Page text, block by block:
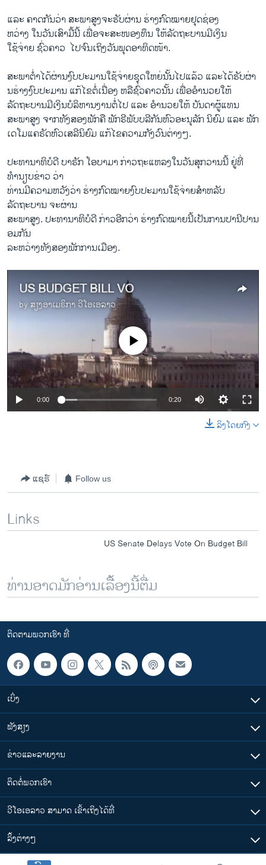
​ແລະ ຄາດກັນ​ວ່າ ສະພາ​ສູງຈະຮັບ​ຜ່ານ ຮ່າງ​ກົດໝາຍ​ຢຸດຊ່ອງ​
ຫວ່າງ ​ໃນ​ວັນ​ເສົາ​ມື້​ນີ້ ​ເພື່ອ​ຈະສະໜອງ​ທຶນ ໃຫ້​ລັດຖະບານມີ​ເງິນ
ໃຊ້​ຈ່າ​ຍ ຊົ່ວຄາວ ​ ​ໄປຈົນ​ເຖິງ​ວັນ​ພຸດ​ອາທິດ​ໜ້າ.
ສະພາ​ຕ່ຳ​ໄດ້​ຜ່ານ​ງົບປະມານ​ໃຊ້​ຈ່າຍຊຸດ​ໃຫຍ່ນັ້ນໄປ​ແລ້ວ ​ແລະ​ໄດ້ຮັບ​ຜ່າ​
ນຮ່າງ​ງົບປະມານ ແກ້​ໄຂ​ຕໍ່​ເນື່ອງ ຫລື​ຊົ່ວຄາວ​ນັ້ນ ​ເພື່ອອຳ​ນວຍ​ໃຫ້​
ລັດຖະບານມີ​ເງິນ​ບໍລິຫານ​ງານ​ຕໍ່​ໄປ​ ​ແລະ ອຳນວຍໃຫ້ ບັນດາ​ຜູ້​ແທນ
ສະພາ​ສູງ ຈາກທັງ​ສອງ​ພັກຄື ພັກຣີພັບ​ບລີ​ກັນຫົວ​ອະນຸລັກ ນິຍົມ ​ແລະ ພັກ
ເດ​ໂມ​ແຄຣັດຫົວ​ເສລີ​ນິຍົມ ແກ້​ໄຂ​ຄວາມ​ກັງວົນ​ຕ່າງໆ.
ປະທາ​ນາ​ທິບໍດີ ບາຣັກ ​ໂອ​ບາ​ມາ ກ່າວ​ຖະ​ແຫລ​ງ​ໃນ​ວັນ​ສຸກ​ວານ​ນີ້ ຢູ່​ທີ່​
ທຳນຽບຂ່າວ ວ່າ
ທ່ານ​ມີ​ຄວາມ​ຫວັງວ່າ ຮ່າງ​ກົດໝາຍ​ງົບປະມານ​ໃຊ້​ຈ່າຍ​ສຳ​ຫລັບ​
ລັດຖະບານ ຈະ​ຜ່ານ​
ສະພາ​ສູງ. ປະທາ​ນາ​ທິບໍດີ ກ່າວ​ອີກ​ວ່າ ຮ່າງ​ກົດໝາຍນີ້​ເປັນ​ການ​ປານີ​ປານ​
ອມກັນ
ລະຫວ່າງ​ທັງ​ສອງ​ພັກ​ການ​ເມືອງ.
US BUDGET BILL VO
by ສຽງອາເມຣິກາ ວີໂອເອລາວ
No media source currently available
0:00 0:20
ລິງໂດຍກົງ
ແຊຣ໌ Follow us
Links
US Senate Delays Vote On Budget Bill
ທ່ານອາດມັກອ່ານເລື້ອງນີ້ຕື່ມ
ຕິດຕາມພວກເຮົາ ທີ່
ເບິ່ງ
ຟັງສຽງ
ຂ່າວແລະລາຍງານ
ຕິດຕໍ່ພວກເຮົາ
ວີໂອເອລາວ ສາມາດ ເຂົ້າເຖິງໄດ້ທີ່
​ລິ້ງ​ຕ່າງໆ